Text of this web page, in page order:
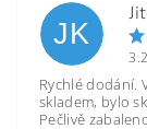
JK
Rychlé dodání.
skladem, bylo
Pečlivě